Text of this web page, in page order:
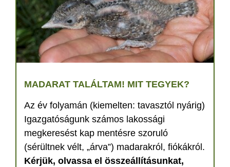
MADARAT TALÁLTAM! MIT TEGYEK?
Az év folyamán (kiemelten: tavasztól nyárig)
Igazgatóságunk számos lakossági
megkeresést kap mentésre szoruló
(sérültnek vélt, „árva”) madarakról, fiókákról.
Kérjük, olvassa el összeállításunkat,